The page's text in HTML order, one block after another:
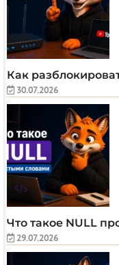
Как
30.07.2026
Что такое NULL
29.07.2026